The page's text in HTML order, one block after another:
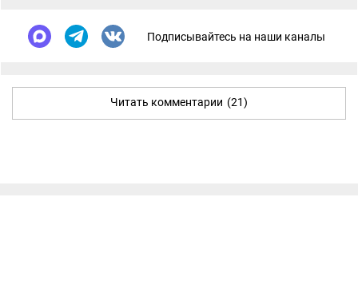
Подписывайтесь на наши каналы
Читать комментарии (21)